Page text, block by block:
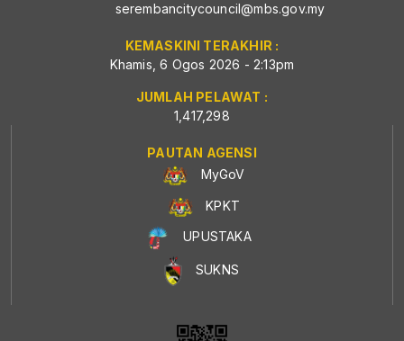
serembancitycouncil@mbs.gov.my
KEMASKINI TERAKHIR :
Khamis, 6 Ogos 2026 - 2:13pm
JUMLAH PELAWAT :
1,417,298
PAUTAN AGENSI
MyGoV
KPKT
UPUSTAKA
SUKNS